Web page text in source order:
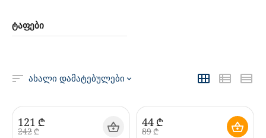
ტაფები
ახალი დამატებულები
‍121‍ ₾
‍242‍₾
‍44‍₾
‍89‍₾